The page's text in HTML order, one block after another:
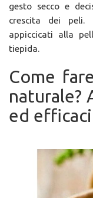
gesto secco e
crescita dei peli.
appiccicati alla
tiepida.
Come
naturale?
ed efficaci